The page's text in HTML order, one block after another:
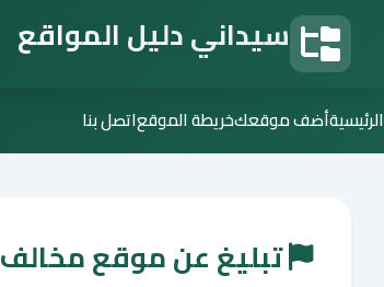
سيداني دليل المواقع
الرئيسيةأضف موقعكخريطة الموقعاتصل بنا
تبليغ عن موقع مخالف